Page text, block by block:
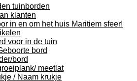
tuinborden
klanten
in en om het huis Maritiem sfeer!
voor in de tuin
bord
bord
meetlat
/ Naam krukje